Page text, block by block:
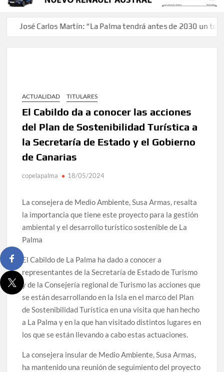
José Carlos Martín: “La Palma tendrá antes de 2030 un
ACTUALIDAD TITULARES
El Cabildo da a conocer las acciones
del Plan de Sostenibilidad Turística a
la Secretaría de Estado y el Gobierno
de Canarias
copelapalma 18/05/2024
La consejera de Medio Ambiente, Susa Armas, resalta
la importancia que tiene este proyecto para la gestión
ambiental y el desarrollo turístico sostenible de La
Palma
El Cabildo de La Palma ha dado a conocer a
representantes de la Secretaría de Estado de Turismo
y de la Consejería regional de Turismo las acciones que
se están desarrollando en la Isla en el marco del Plan
de Sostenibilidad Turística en una visita que han hecho
a La Palma y en la que han visitado distintos lugares en
los que se están llevando a cabo estas actuaciones.
La consejera insular de Medio Ambiente, Susa Armas,
ha mantenido una reunión de seguimiento del proyecto